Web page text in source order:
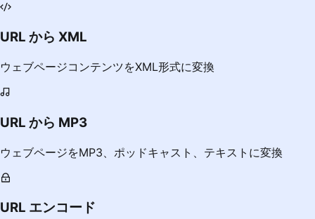
URL から XML
ウェブページコンテンツをXML形式に変換
URL から MP3
ウェブページをMP3、ポッドキャスト、テキストに変換
URL エンコード